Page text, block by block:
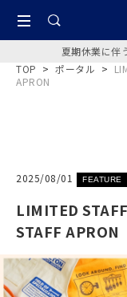
夏期休業に伴
TOP > ポータル >
APRON
2025/08/01 FEATURE
LIMITED
STAFF APRON